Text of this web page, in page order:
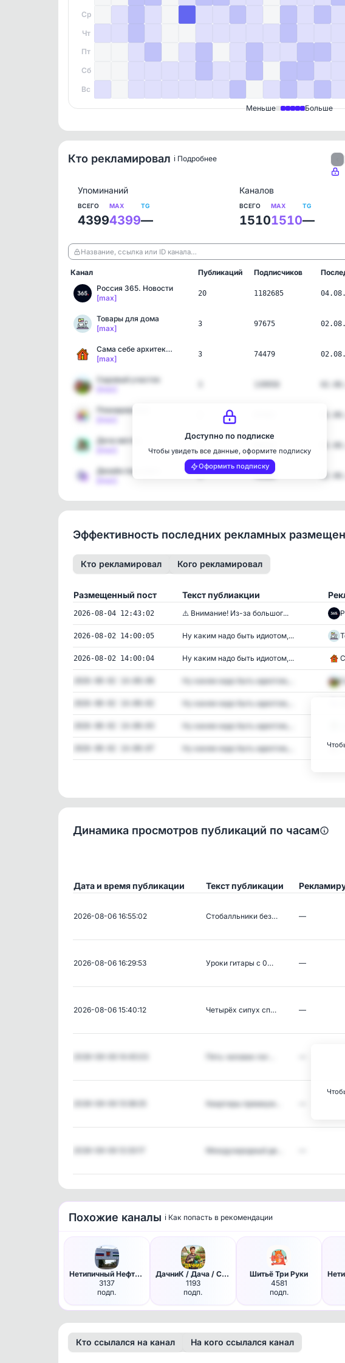
Ср
Чт
Пт
Сб
Вс
Меньше Больше
Кто рекламировал ℹ️ Подробнее
Упоминаний
ВСЕГО
4399
MAX
4399
TG
—
Каналов
ВСЕГО
1510
MAX
1510
TG
—
Название, ссылка или ID канала…
Канал Публикаций Подписчиков
Россия 365. Новости
[max]
20 1182685
Товары для дома
[max]
3 97675
Сама себе архитектор
[max]
3 74479
Садовый участок
Планировочка
Дача мечты
Дизайн под ключ
3 76569
Доступно по подписке
Чтобы увидеть все данные, оформите подписку
Оформить подписку
Эффективность последних рекламных
Кто рекламировал Кого рекламировал
Размещенный пост Текст публиакции
2026-08-04 12:43:02 ⚠️ Внимание! Из-за большог...
2026-08-02 14:00:05 Ну каким надо быть идиотом,...
2026-08-02 14:00:04 Ну каким надо быть идиотом,...
Ну каким надо быть идиотом,...
Ну каким надо быть идиотом,...
Ну каким надо быть идиотом,...
Ну каким надо быть идиотом,...
Динамика просмотров публикаций по часам
Дата и время публикации Текст публикации
2026-08-06 16:55:02 Стобалльники без… —
2026-08-06 16:29:53 Уроки гитары с 0… —
2026-08-06 15:40:12 Четырёх сипух сп… —
Пять человек пог…
Квартиры премиум…
Международный де…
Похожие каналы ℹ️ Как попасть в рекомендации
Нетипичный Нефтекамск (Новост…
3137
подп.
ДачниК / Дача / Сад / Огород
1193
подп.
Шитьё Три Руки
4581
подп.
Кто ссылался на канал На кого ссылался канал